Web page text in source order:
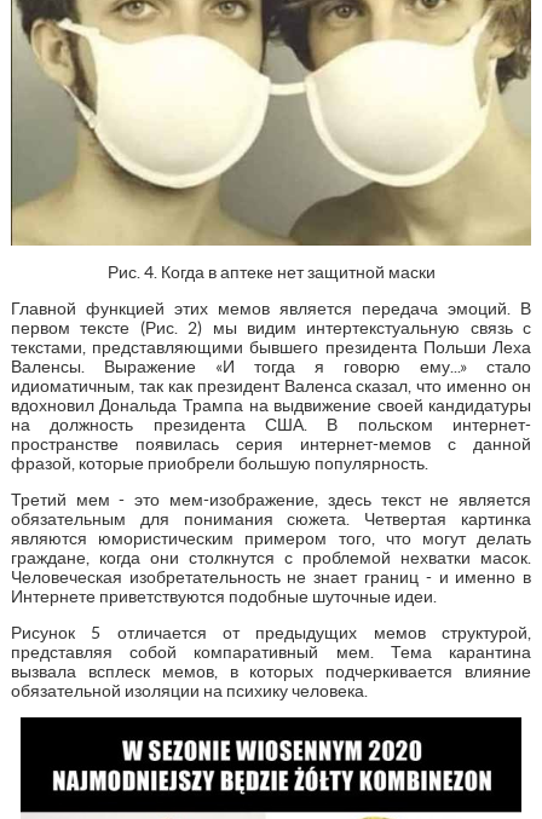
Рис. 4. Когда в аптеке нет защитной маски
Главной функцией этих мемов является передача эмоций. В
первом тексте (Рис. 2) мы видим интертекстуальную связь с
текстами, представляющими бывшего президента Польши Леха
Валенсы. Выражение «И тогда я говорю ему...» стало
идиоматичным, так как президент Валенса сказал, что именно он
вдохновил Дональда Трампа на выдвижение своей кандидатуры
на должность президента США. В польском интернет-
пространстве появилась серия интернет-мемов с данной
фразой, которые приобрели большую популярность.
Третий мем - это мем-изображение, здесь текст не является
обязательным для понимания сюжета. Четвертая картинка
являются юмористическим примером того, что могут делать
граждане, когда они столкнутся с проблемой нехватки масок.
Человеческая изобретательность не знает границ - и именно в
Интернете приветствуются подобные шуточные идеи.
Рисунок 5 отличается от предыдущих мемов структурой,
представляя собой компаративный мем. Тема карантина
вызвала всплеск мемов, в которых подчеркивается влияние
обязательной изоляции на психику человека.